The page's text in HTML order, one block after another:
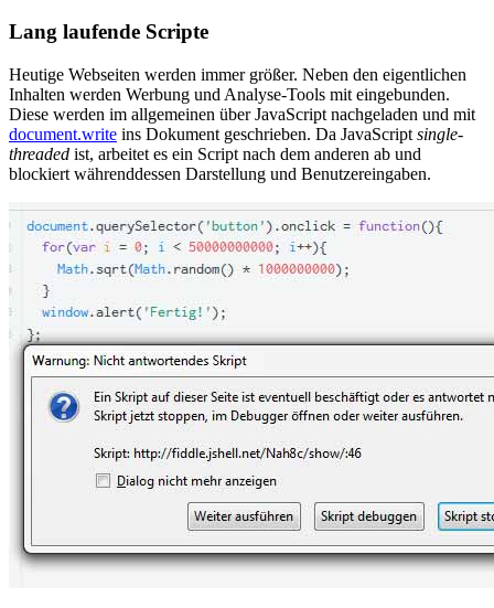
Lang laufende Scripte
Heutige Webseiten werden immer größer. Neben den eigentlichen
Inhalten werden Werbung und Analyse-Tools mit eingebunden.
Diese werden im allgemeinen über JavaScript nachgeladen und mit
document.write ins Dokument geschrieben. Da JavaScript single-
threaded ist, arbeitet es ein Script nach dem anderen ab und
blockiert währenddessen Darstellung und Benutzereingaben.